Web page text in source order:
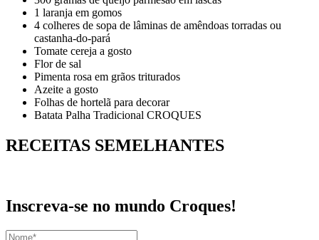
1 laranja em gomos
4 colheres de sopa de lâminas de amêndoas torradas ou
castanha-do-pará
Tomate cereja a gosto
Flor de sal
Pimenta rosa em grãos triturados
Azeite a gosto
Folhas de hortelã para decorar
Batata Palha Tradicional CROQUES
RECEITAS SEMELHANTES
Inscreva-se no mundo Croques!